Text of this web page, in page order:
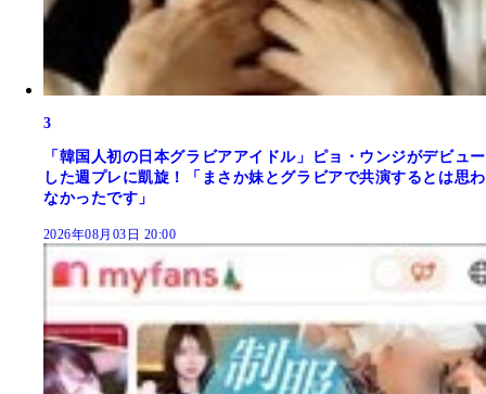
3
「韓国人初の日本グラビアアイドル」ピョ・ウンジがデビュー
した週プレに凱旋！「まさか妹とグラビアで共演するとは思わ
なかったです」
2026年08月03日 20:00